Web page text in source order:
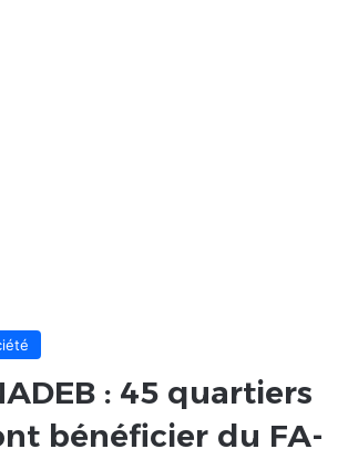
: 45 quartiers
bénéficier du FA-